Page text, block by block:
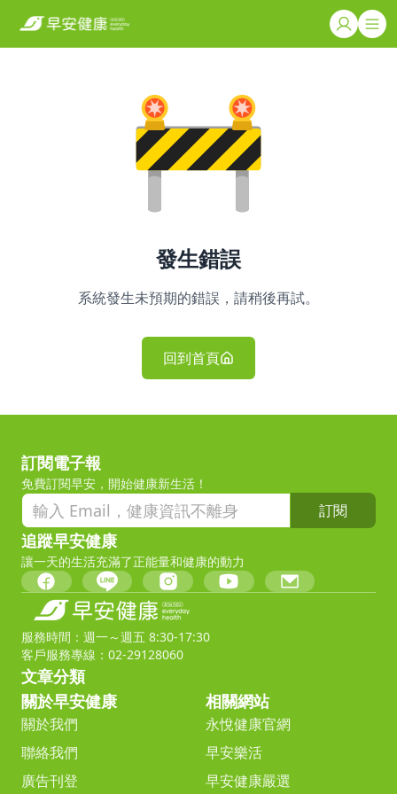
發生錯誤
系統發生未預期的錯誤，請稍後再試。
回到首頁
訂閱電子報
免費訂閱早安，開始健康新生活！
訂閱
追蹤早安健康
讓一天的生活充滿了正能量和健康的動力
服務時間：週一～週五 8:30-17:30
客戶服務專線：02-29128060
文章分類
關於早安健康
關於我們
聯絡我們
廣告刊登
相關網站
永悅健康官網
早安樂活
早安健康嚴選